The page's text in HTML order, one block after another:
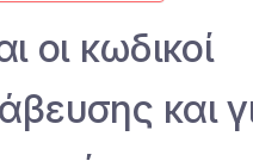
οι κωδικοί
και